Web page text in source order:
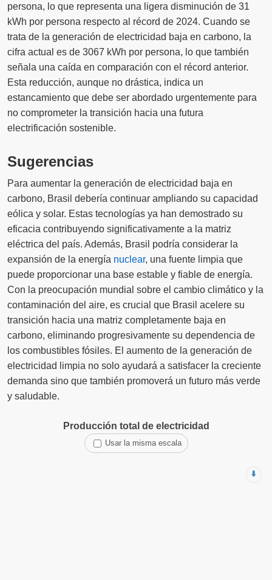
persona, lo que representa una ligera disminución de 31
kWh por persona respecto al récord de 2024. Cuando se
trata de la generación de electricidad baja en carbono, la
cifra actual es de 3067 kWh por persona, lo que también
señala una caída en comparación con el récord anterior.
Esta reducción, aunque no drástica, indica un
estancamiento que debe ser abordado urgentemente para
no comprometer la transición hacia una futura
electrificación sostenible.
Sugerencias
Para aumentar la generación de electricidad baja en
carbono, Brasil debería continuar ampliando su capacidad
eólica y solar. Estas tecnologías ya han demostrado su
eficacia contribuyendo significativamente a la matriz
eléctrica del país. Además, Brasil podría considerar la
expansión de la energía nuclear, una fuente limpia que
puede proporcionar una base estable y fiable de energía.
Con la preocupación mundial sobre el cambio climático y la
contaminación del aire, es crucial que Brasil acelere su
transición hacia una matriz completamente baja en
carbono, eliminando progresivamente su dependencia de
los combustibles fósiles. El aumento de la generación de
electricidad limpia no solo ayudará a satisfacer la creciente
demanda sino que también promoverá un futuro más verde
y saludable.
Producción total de electricidad
Usar la misma escala
⬇️